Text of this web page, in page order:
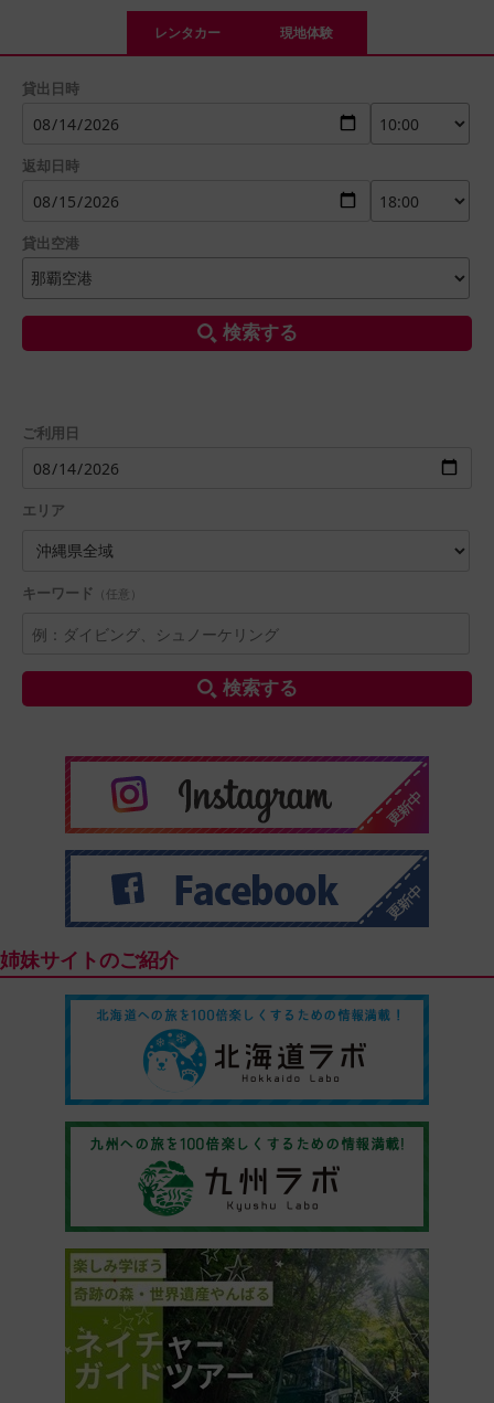
レンタカー 現地体験
貸出日時
返却日時
貸出空港
検索する
ご利用日
エリア
キーワード （任意）
検索する
姉妹サイトのご紹介